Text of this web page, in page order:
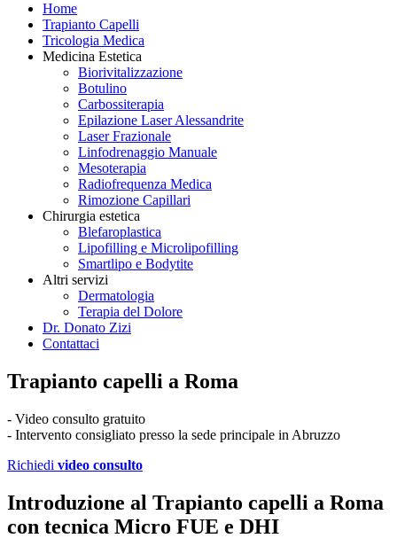
Home
Trapianto Capelli
Tricologia Medica
Medicina Estetica
Biorivitalizzazione
Botulino
Carbossiterapia
Epilazione Laser Alessandrite
Laser Frazionale
Linfodrenaggio Manuale
Mesoterapia
Radiofrequenza Medica
Rimozione Capillari
Chirurgia estetica
Blefaroplastica
Lipofilling e Microlipofilling
Smartlipo e Bodytite
Altri servizi
Dermatologia
Terapia del Dolore
Dr. Donato Zizi
Contattaci
Trapianto capelli a Roma
- Video consulto gratuito
- Intervento consigliato presso la sede principale in Abruzzo
Richiedi video consulto
Introduzione al Trapianto capelli a Roma
con tecnica Micro FUE e DHI